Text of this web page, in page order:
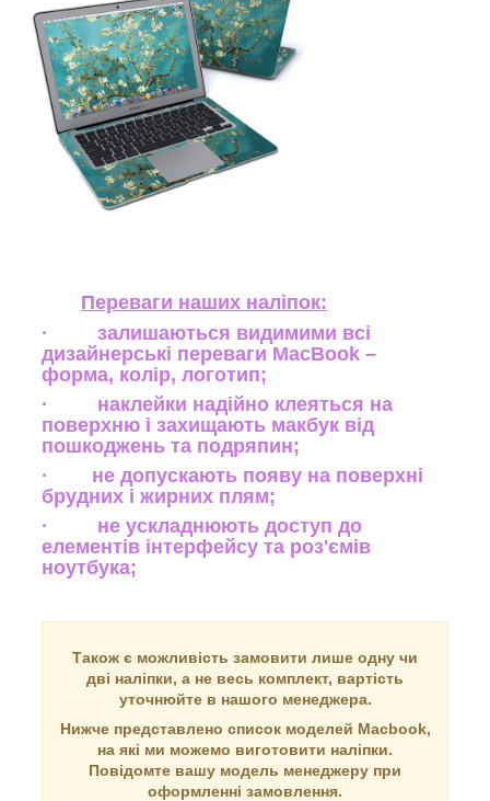
Переваги наших наліпок:
· залишаються видимими всі
дизайнерські переваги MacBook –
форма, колір, логотип;
· наклейки надійно клеяться на
поверхню і захищають макбук від
пошкоджень та подряпин;
· не допускають появу на поверхні
брудних і жирних плям;
· не ускладнюють доступ до
елементів інтерфейсу та роз'ємів
ноутбука;
Також є можливість замовити лише одну чи
дві наліпки, а не весь комплект, вартість
уточнюйте в нашого менеджера.
Нижче представлено список моделей Macbook,
на які ми можемо виготовити наліпки.
Повідомте вашу модель менеджеру при
оформленні замовлення.